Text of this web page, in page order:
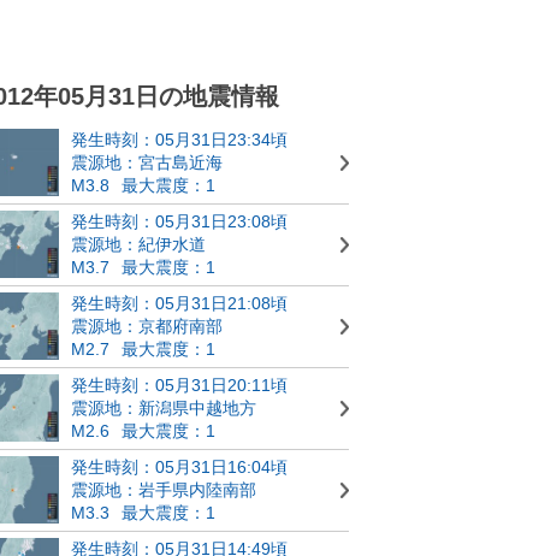
年05月31日の地震情報
発生時刻：05月31日23:34頃
震源地：宮古島近海
M3.8
最大震度：1
発生時刻：05月31日23:08頃
震源地：紀伊水道
M3.7
最大震度：1
発生時刻：05月31日21:08頃
震源地：京都府南部
M2.7
最大震度：1
発生時刻：05月31日20:11頃
震源地：新潟県中越地方
M2.6
最大震度：1
発生時刻：05月31日16:04頃
震源地：岩手県内陸南部
M3.3
最大震度：1
発生時刻：05月31日14:49頃